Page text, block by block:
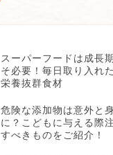
スーパーフードは成長
そ必要！毎日取り入れ
栄養抜群食材
危険な添加物は意外と
に？こどもに与える際
すべきものをご紹介！